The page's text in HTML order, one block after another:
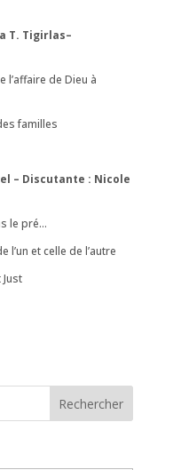
T. Tigirlas–
l’affaire de Dieu à
familles
– Discutante : Nicole
le pré…
l’un et celle de l’autre